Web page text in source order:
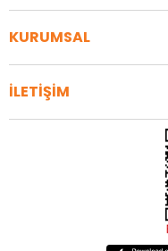
KURUMSAL
İLETİŞİM